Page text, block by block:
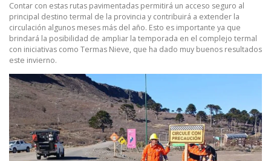
Contar con estas rutas pavimentadas permitirá un acceso seguro al
principal destino termal de la provincia y contribuirá a extender la
circulación algunos meses más del año. Esto es importante ya que
brindará la posibilidad de ampliar la temporada en el complejo termal
con iniciativas como Termas Nieve, que ha dado muy buenos resultados
este invierno.